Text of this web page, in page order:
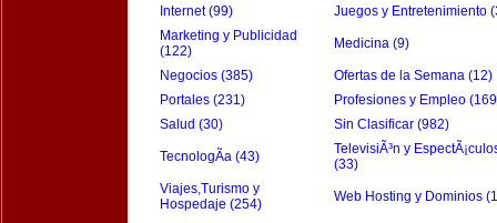
Internet (99)
Juegos y Entretenimiento
Marketing y Publicidad
(122)
Medicina (9)
Negocios (385)
Ofertas de la Semana (12)
Portales (231)
Profesiones y Empleo
Salud (30)
Sin Clasificar (982)
TecnologÃ­a (43)
TelevisiÃ³n y
(33)
Viajes,Turismo y
Hospedaje (254)
Web Hosting y Dominios